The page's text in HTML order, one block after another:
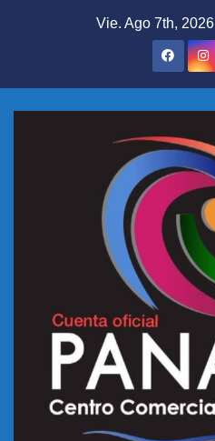
Vie. Ago 7th, 2026